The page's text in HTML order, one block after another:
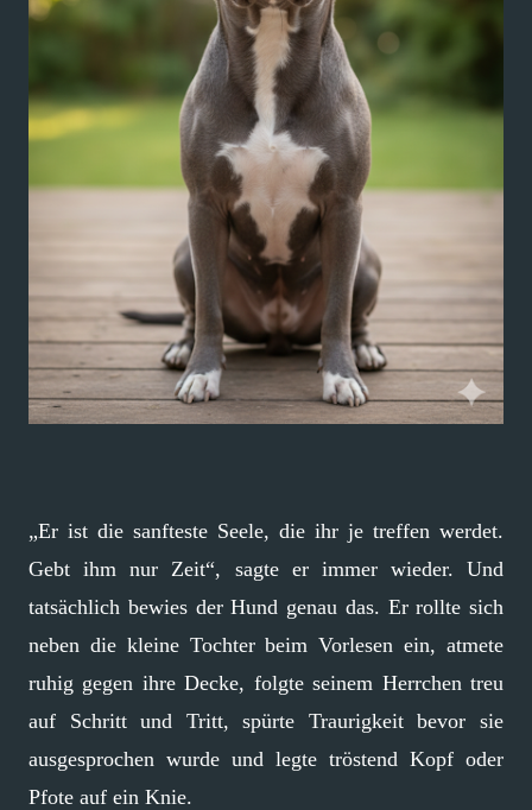
„Er ist die sanfteste Seele, die ihr je treffen werdet.
Gebt ihm nur Zeit“, sagte er immer wieder. Und
tatsächlich bewies der Hund genau das. Er rollte sich
neben die kleine Tochter beim Vorlesen ein, atmete
ruhig gegen ihre Decke, folgte seinem Herrchen treu
auf Schritt und Tritt, spürte Traurigkeit bevor sie
ausgesprochen wurde und legte tröstend Kopf oder
Pfote auf ein Knie.